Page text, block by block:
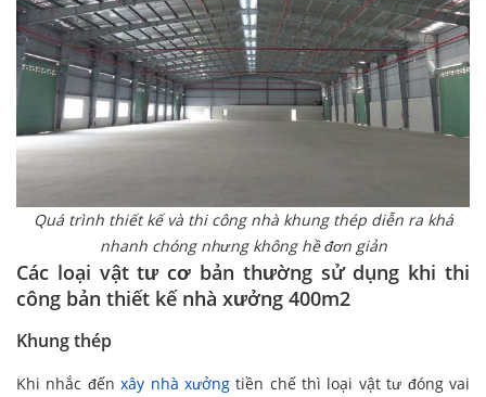
Quá trình thiết kế và thi công nhà khung thép diễn ra khá
nhanh chóng nhưng không hề đơn giản
Các loại vật tư cơ bản thường sử dụng khi thi
công bản thiết kế nhà xưởng 400m2
Khung thép
Khi nhắc đếnxây nhà xưởngtiền chế thì loại vật tư đóng vai